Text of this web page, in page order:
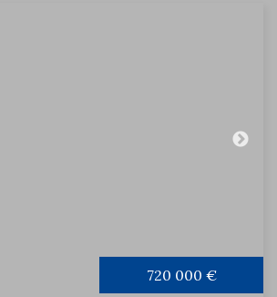
720 000 €